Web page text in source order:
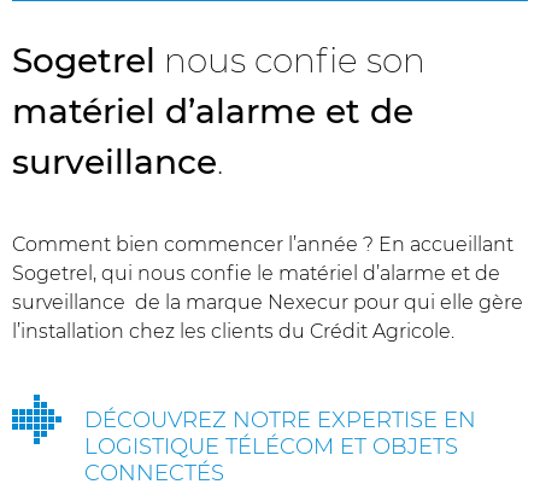
Sogetrel nous confie son
matériel d’alarme et de
surveillance.
Comment bien commencer l’année ? En accueillant
Sogetrel, qui nous confie le matériel d’alarme et de
surveillance de la marque Nexecur pour qui elle gère
l’installation chez les clients du Crédit Agricole.
DÉCOUVREZ NOTRE EXPERTISE EN
LOGISTIQUE TÉLÉCOM ET OBJETS
CONNECTÉS